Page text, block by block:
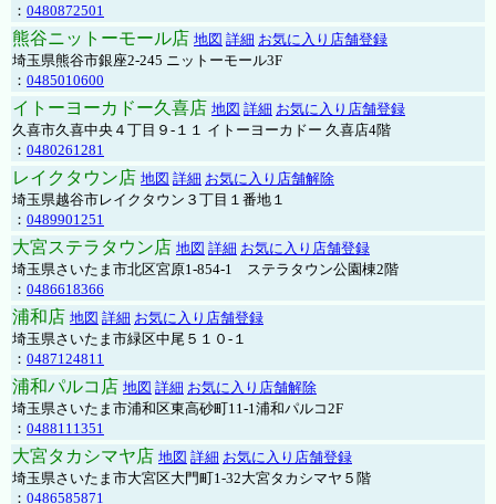
： 0480872501
熊谷ニットーモール店 地図 詳細 お気に入り店舗登録
埼玉県熊谷市銀座2-245 ニットーモール3F
： 0485010600
イトーヨーカドー久喜店 地図 詳細 お気に入り店舗登録
久喜市久喜中央４丁目９-１１ イトーヨーカドー 久喜店4階
： 0480261281
レイクタウン店 地図 詳細 お気に入り店舗解除
埼玉県越谷市レイクタウン３丁目１番地１
： 0489901251
大宮ステラタウン店 地図 詳細 お気に入り店舗登録
埼玉県さいたま市北区宮原1-854-1 ステラタウン公園棟2階
： 0486618366
浦和店 地図 詳細 お気に入り店舗登録
埼玉県さいたま市緑区中尾５１０-１
： 0487124811
浦和パルコ店 地図 詳細 お気に入り店舗解除
埼玉県さいたま市浦和区東高砂町11-1浦和パルコ2F
： 0488111351
大宮タカシマヤ店 地図 詳細 お気に入り店舗登録
埼玉県さいたま市大宮区大門町1-32大宮タカシマヤ５階
： 0486585871